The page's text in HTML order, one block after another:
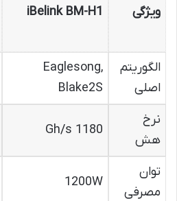
ویژگی iBelink BM-H1
الگوریتم
اصلی
Eaglesong,
Blake2S
نرخ
هش
1180 Gh/s
توان
مصرفی
1200W